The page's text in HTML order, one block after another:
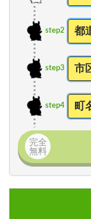
step2
step3
step4
完全
無料